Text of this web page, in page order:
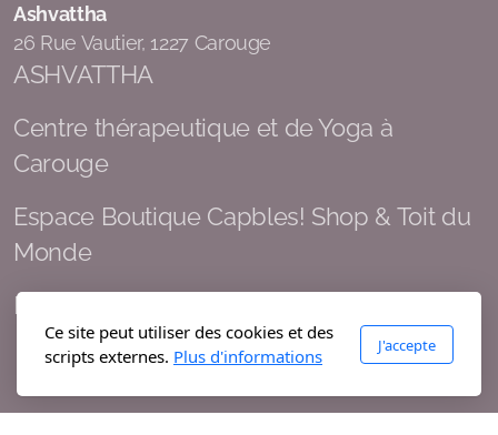
Ashvattha
26 Rue Vautier, 1227 Carouge
ASHVATTHA
Centre thérapeutique et de Yoga à
Carouge
Espace Boutique Capbles! Shop & Toit du
Monde
Espace Nature à Genève
Ce site peut utiliser des cookies et des
scripts externes. Plus d'informations
J'accepte
Contibution Réservation Soins & Expériences
Contribution Achat Time Timer